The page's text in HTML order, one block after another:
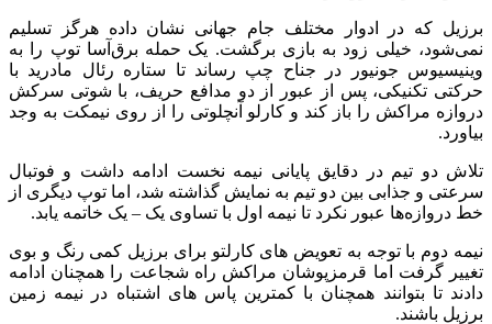
برزیل که در ادوار مختلف جام جهانی نشان داده هرگز تسلیم
نمی‌شود، خیلی زود به بازی برگشت. یک حمله برق‌آسا توپ را به
وینیسیوس جونیور در جناح چپ رساند تا ستاره رئال مادرید با
حرکتی تکنیکی، پس از عبور از دو مدافع حریف، با شوتی سرکش
دروازه مراکش را باز کند و کارلو آنچلوتی را از روی نیمکت به وجد
بیاورد.
تلاش دو تیم در دقایق پایانی نیمه نخست ادامه داشت و فوتبال
سرعتی و جذابی بین دو تیم به نمایش گذاشته شد، اما توپ دیگری از
خط دروازه‌ها عبور نکرد تا نیمه اول با تساوی یک – یک خاتمه یابد.
نیمه دوم با توجه به تعویض های کارلتو برای برزیل کمی رنگ و بوی
تغییر گرفت اما قرمزپوشان مراکش راه شجاعت را همچنان ادامه
دادند تا بتوانند همچنان با کمترین پاس های اشتباه در نیمه زمین
برزیل باشند.